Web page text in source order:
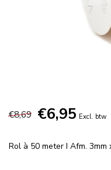
€8,69 €6,95 Excl. btw
Rol à 50 meter I Afm. 3mm